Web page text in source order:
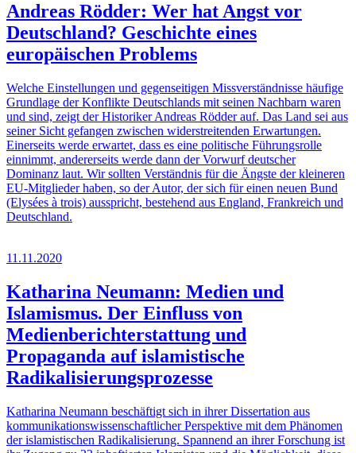
Andreas Rödder: Wer hat Angst vor
Deutschland? Geschichte eines
europäischen Problems
Welche Einstellungen und gegenseitigen Missverständnisse häufige
Grundlage der Konflikte Deutschlands mit seinen Nachbarn waren
und sind, zeigt der Historiker Andreas Rödder auf. Das Land sei aus
seiner Sicht gefangen zwischen widerstreitenden Erwartungen.
Einerseits werde erwartet, dass es eine politische Führungsrolle
einnimmt, andererseits werde dann der Vorwurf deutscher
Dominanz laut. Wir sollten Verständnis für die Ängste der kleineren
EU-Mitglieder haben, so der Autor, der sich für einen neuen Bund
(Elysées à trois) ausspricht, bestehend aus England, Frankreich und
Deutschland.
11.11.2020
Katharina Neumann: Medien und
Islamismus. Der Einfluss von
Medienberichterstattung und
Propaganda auf islamistische
Radikalisierungsprozesse
Katharina Neumann beschäftigt sich in ihrer Dissertation aus
kommunikationswissenschaftlicher Perspektive mit dem Phänomen
der islamistischen Radikalisierung. Spannend an ihrer Forschung ist